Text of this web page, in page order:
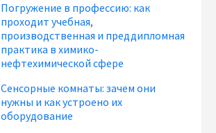
Погружение в профессию: как
проходит учебная,
производственная и преддипломная
практика в химико-
нефтехимической сфере
Сенсорные комнаты: зачем они
нужны и как устроено их
оборудование